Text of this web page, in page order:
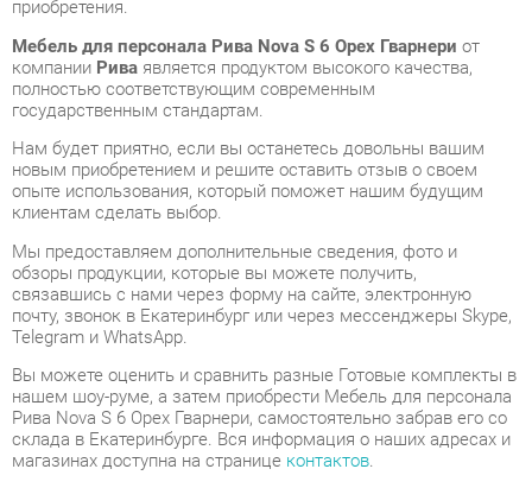
государственным стандартам.
Нам будет приятно, если вы останетесь довольны вашим
новым приобретением и решите оставить отзыв о своем
опыте использования, который поможет нашим будущим
клиентам сделать выбор.
Мы предоставляем дополнительные сведения, фото и
обзоры продукции, которые вы можете получить,
связавшись с нами через форму на сайте, электронную
почту, звонок в Екатеринбург или через мессенджеры Skype,
Вы можете оценить и сравнить разные Готовые комплекты в
нашем шоу-руме, а затем приобрести Мебель для персонала
Рива Nova S 6 Орех Гварнери, самостоятельно забрав его со
склада в Екатеринбурге. Вся информация о наших адресах и
магазинах доступна на странице
Материал
Дсп
Цвет
Орех гварнери